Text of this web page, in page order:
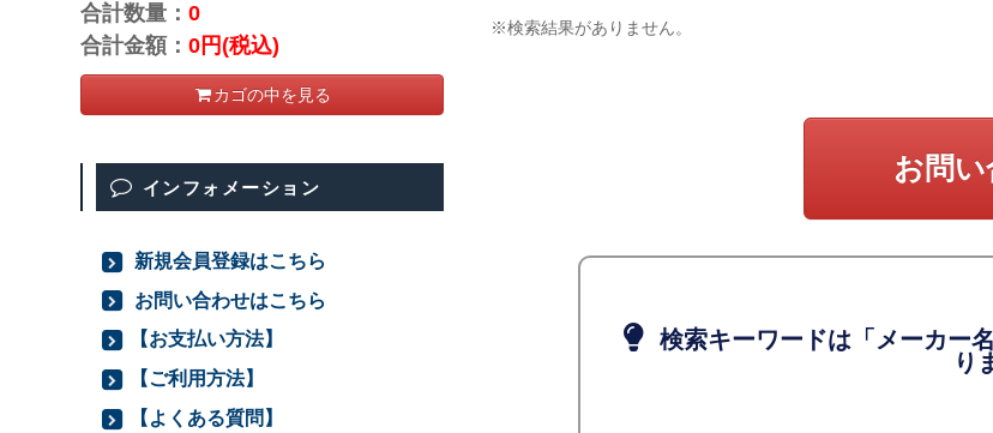
※検索結果がありません。
お問
検索キーワードは「メーカー
り
合計数量：0
合計金額：0円(税込)
カゴの中を見る
インフォメーション
新規会員登録はこちら
お問い合わせはこちら
【お支払い方法】
【ご利用方法】
【よくある質問】